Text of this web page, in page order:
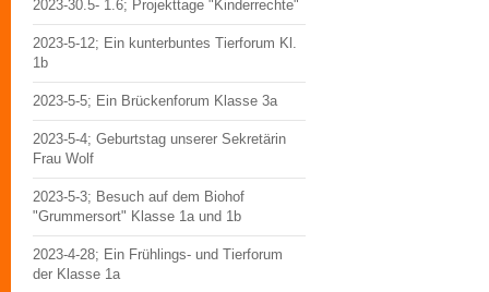
2023-30.5- 1.6; Projekttage "Kinderrechte"
2023-5-12; Ein kunterbuntes Tierforum Kl.
1b
2023-5-5; Ein Brückenforum Klasse 3a
2023-5-4; Geburtstag unserer Sekretärin
Frau Wolf
2023-5-3; Besuch auf dem Biohof
"Grummersort" Klasse 1a und 1b
2023-4-28; Ein Frühlings- und Tierforum
der Klasse 1a